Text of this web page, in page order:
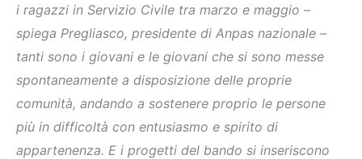
i ragazzi in Servizio Civile tra marzo e maggio –
spiega Pregliasco, presidente di Anpas nazionale –
tanti sono i giovani e le giovani che si sono messe
spontaneamente a disposizione delle proprie
comunità, andando a sostenere proprio le persone
più in difficoltà con entusiasmo e spirito di
appartenenza. E i progetti del bando si inseriscono